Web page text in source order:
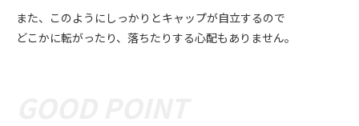
また、このようにしっかりとキャップが自立するので
どこかに転がったり、落ちたりする心配もありません。